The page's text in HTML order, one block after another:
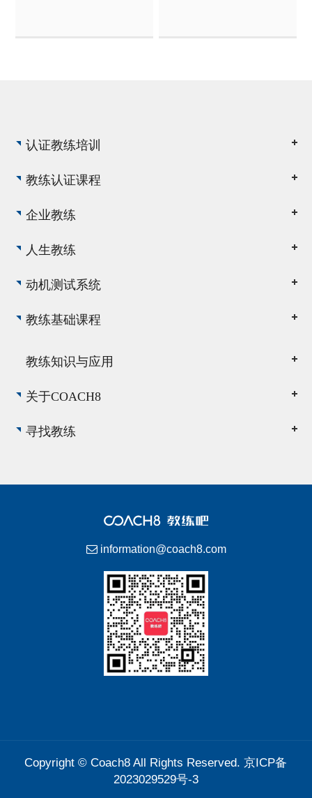
认证教练培训
教练认证课程
企业教练
人生教练
动机测试系统
教练基础课程
教练知识与应用
关于COACH8
寻找教练
information@coach8.com
Copyright ©Coach8All Rights Reserved.京ICP备
2023029529号-3